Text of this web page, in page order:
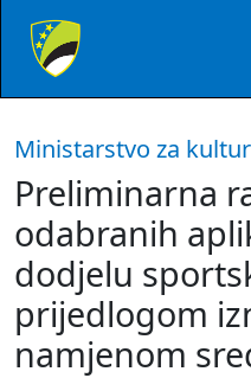
Ministarstvo za
Preliminarna
odabranih
dodjelu
prijedlogom
namjenom